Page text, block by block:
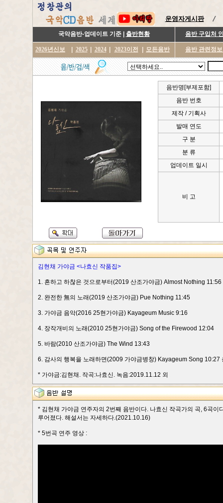
운영자게시판
국악음반-업데이트 기준 | 출반현황 음반 구입처
2026년신보 2025 2024 2023이전 모든음반 음반 관련정
음반명[부제포함]
음반 번호
제작 / 기획사
발매 연도
구 분
분 류
업데이트 일시
비 고
김현채 가야금 <나효신 작품집>
1. 흔하고 하찮은 것으로부터(2019 산조가야금) Almost Nothing 11:56
2. 완전한 無의 노래(2019 산조가야금) Pue Nothing 11:45
3. 가야금 음악(2016 25현가야금) Kayageum Music 9:16
4. 장작개비의 노래(2010 25현가야금) Song of the Firewood 12:04
5. 바람(2010 산조가야금) The Wind 13:43
6. 감사의 행복을 노래하면(2009 가야금병창) Kayageum Song 10:27
* 가야금:김현채. 작곡:나효신. 녹음:2019.11.12 외
* 김현채 가야금 연주자의 2번째 음반이다. 나효신 작곡가의 곡, 6곡
루어졌다. 해설서는 자세하다.(2021.10.16)
* 5번곡 연주 영상 :